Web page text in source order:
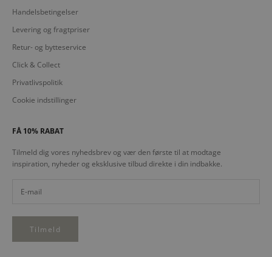
Handelsbetingelser
Levering og fragtpriser
Retur- og bytteservice
Click & Collect
Privatlivspolitik
Cookie indstillinger
FÅ 10% RABAT
Tilmeld dig vores nyhedsbrev og vær den første til at modtage
inspiration, nyheder og eksklusive tilbud direkte i din indbakke.
Tilmeld